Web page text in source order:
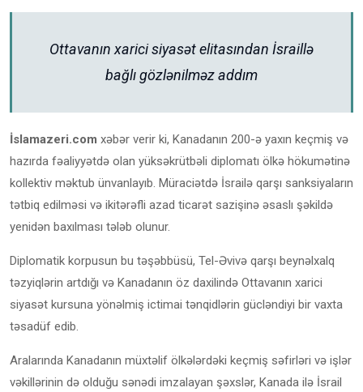
Ottavanın xarici siyasət elitasından İsraillə
bağlı gözlənilməz addım
İslamazeri.com xəbər verir ki, Kanadanın 200-ə yaxın keçmiş və
hazırda fəaliyyətdə olan yüksəkrütbəli diplomatı ölkə hökumətinə
kollektiv məktub ünvanlayıb. Müraciətdə İsrailə qarşı sanksiyaların
tətbiq edilməsi və ikitərəfli azad ticarət sazişinə əsaslı şəkildə
yenidən baxılması tələb olunur.
Diplomatik korpusun bu təşəbbüsü, Tel-Əvivə qarşı beynəlxalq
təzyiqlərin artdığı və Kanadanın öz daxilində Ottavanın xarici
siyasət kursuna yönəlmiş ictimai tənqidlərin gücləndiyi bir vaxta
təsadüf edib.
Aralarında Kanadanın müxtəlif ölkələrdəki keçmiş səfirləri və işlər
vəkillərinin də olduğu sənədi imzalayan şəxslər, Kanada ilə İsrail